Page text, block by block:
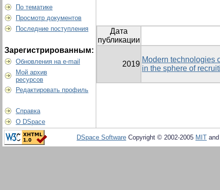
По тематике
Просмотр документов
Последние поступления
Зарегистрированным:
Обновления на e-mail
Мой архив
ресурсов
Редактировать профиль
Справка
О DSpace
Дата
публикации
2019
Modern technologies
in the sphere of
DSpace Software Copyright © 2002-2005 MIT